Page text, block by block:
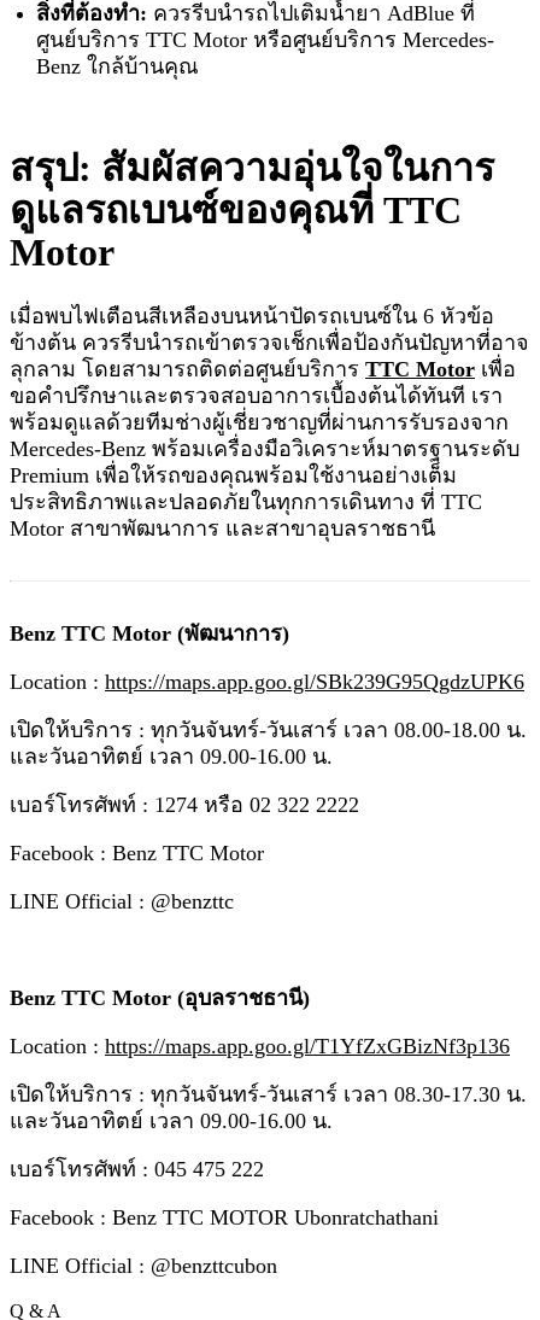
สิ่งที่ต้องทำ: ควรรีบนำรถไปเติมน้ำยา AdBlue ที่
ศูนย์บริการ TTC Motor หรือศูนย์บริการ Mercedes-
Benz ใกล้บ้านคุณ
สรุป: สัมผัสความอุ่นใจในการ
ดูแลรถเบนซ์ของคุณที่ TTC
Motor
เมื่อพบไฟเตือนสีเหลืองบนหน้าปัดรถเบนซ์ใน 6 หัวข้อ
ข้างต้น ควรรีบนำรถเข้าตรวจเช็กเพื่อป้องกันปัญหาที่อาจ
ลุกลาม โดยสามารถติดต่อศูนย์บริการ TTC Motor เพื่อ
ขอคำปรึกษาและตรวจสอบอาการเบื้องต้นได้ทันที เรา
พร้อมดูแลด้วยทีมช่างผู้เชี่ยวชาญที่ผ่านการรับรองจาก
Mercedes-Benz พร้อมเครื่องมือวิเคราะห์มาตรฐานระดับ
Premium เพื่อให้รถของคุณพร้อมใช้งานอย่างเต็ม
ประสิทธิภาพและปลอดภัยในทุกการเดินทาง ที่ TTC
Motor สาขาพัฒนาการ และสาขาอุบลราชธานี
Benz TTC Motor (พัฒนาการ)
Location : https://maps.app.goo.gl/SBk239G95QgdzUPK6
เปิดให้บริการ : ทุกวันจันทร์-วันเสาร์ เวลา 08.00-18.00 น.
และวันอาทิตย์ เวลา 09.00-16.00 น.
เบอร์โทรศัพท์ : 1274 หรือ 02 322 2222
Facebook : Benz TTC Motor
LINE Official : @benzttc
Benz TTC Motor (อุบลราชธานี)
Location : https://maps.app.goo.gl/T1YfZxGBizNf3p136
เปิดให้บริการ : ทุกวันจันทร์-วันเสาร์ เวลา 08.30-17.30 น.
และวันอาทิตย์ เวลา 09.00-16.00 น.
เบอร์โทรศัพท์ : 045 475 222
Facebook : Benz TTC MOTOR Ubonratchathani
LINE Official : @benzttcubon
Q & A